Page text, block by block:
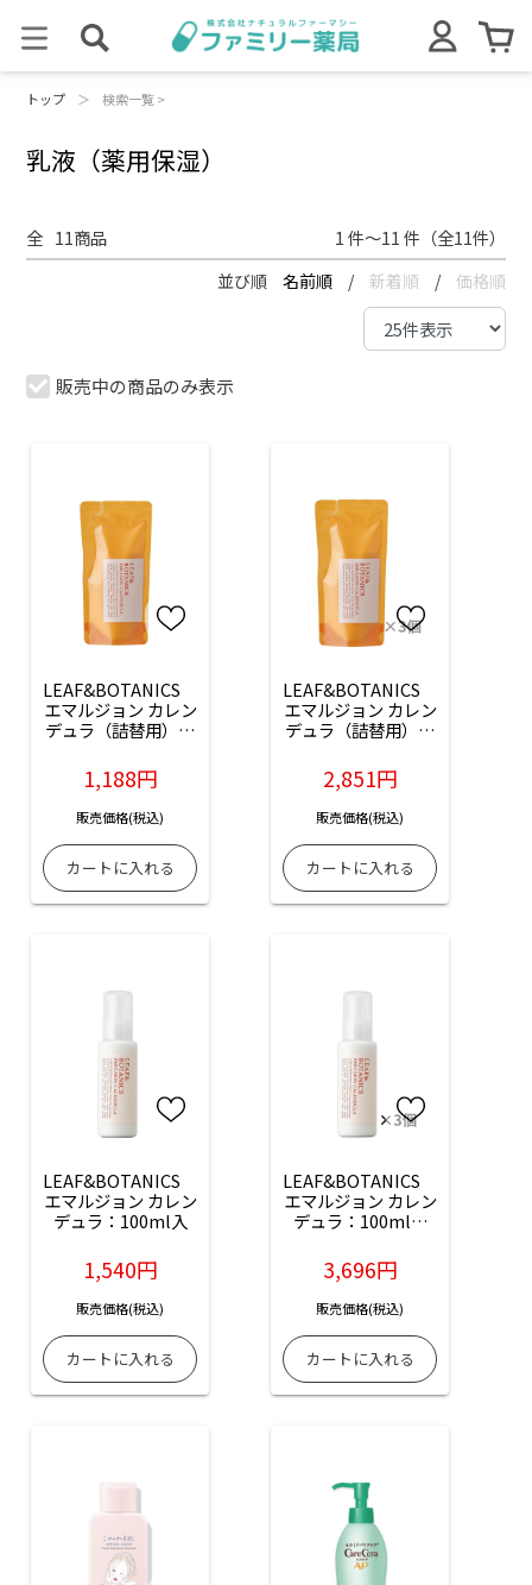
トップ ＞ 検索一覧 >
乳液（薬用保湿）
全 11商品 1 件～11 件（全11件）
並び順 名前順 / 新着順 / 価格順
販売中の商品のみ表示
LEAF&BOTANICS
エマルジョン カレン
デュラ（詰替用）：
1,188円
販売価格(税込)
LEAF&BOTANICS
エマルジョン カレン
デュラ（詰替用）：
2,851円
販売価格(税込)
LEAF&BOTANICS
エマルジョン カレン
デュラ：100ml入
1,540円
販売価格(税込)
LEAF&BOTANICS
エマルジョン カレン
デュラ：100ml入
3,696円
販売価格(税込)